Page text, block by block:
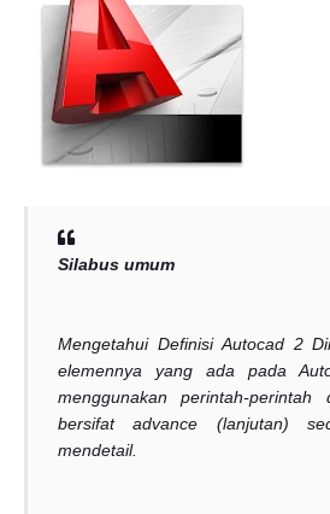
Silabus umum
Mengetahui Definisi Autocad 2
elemennya yang ada pada
menggunakan perintah-
bersifat advance (lanjutan)
mendetail.